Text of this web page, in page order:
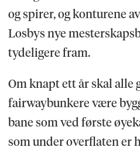
og spirer, og konturene
Losbys nye
tydeligere fram.
Om knapt ett år skal alle
fairwaybunkere være
bane som ved første
som under overflaten er